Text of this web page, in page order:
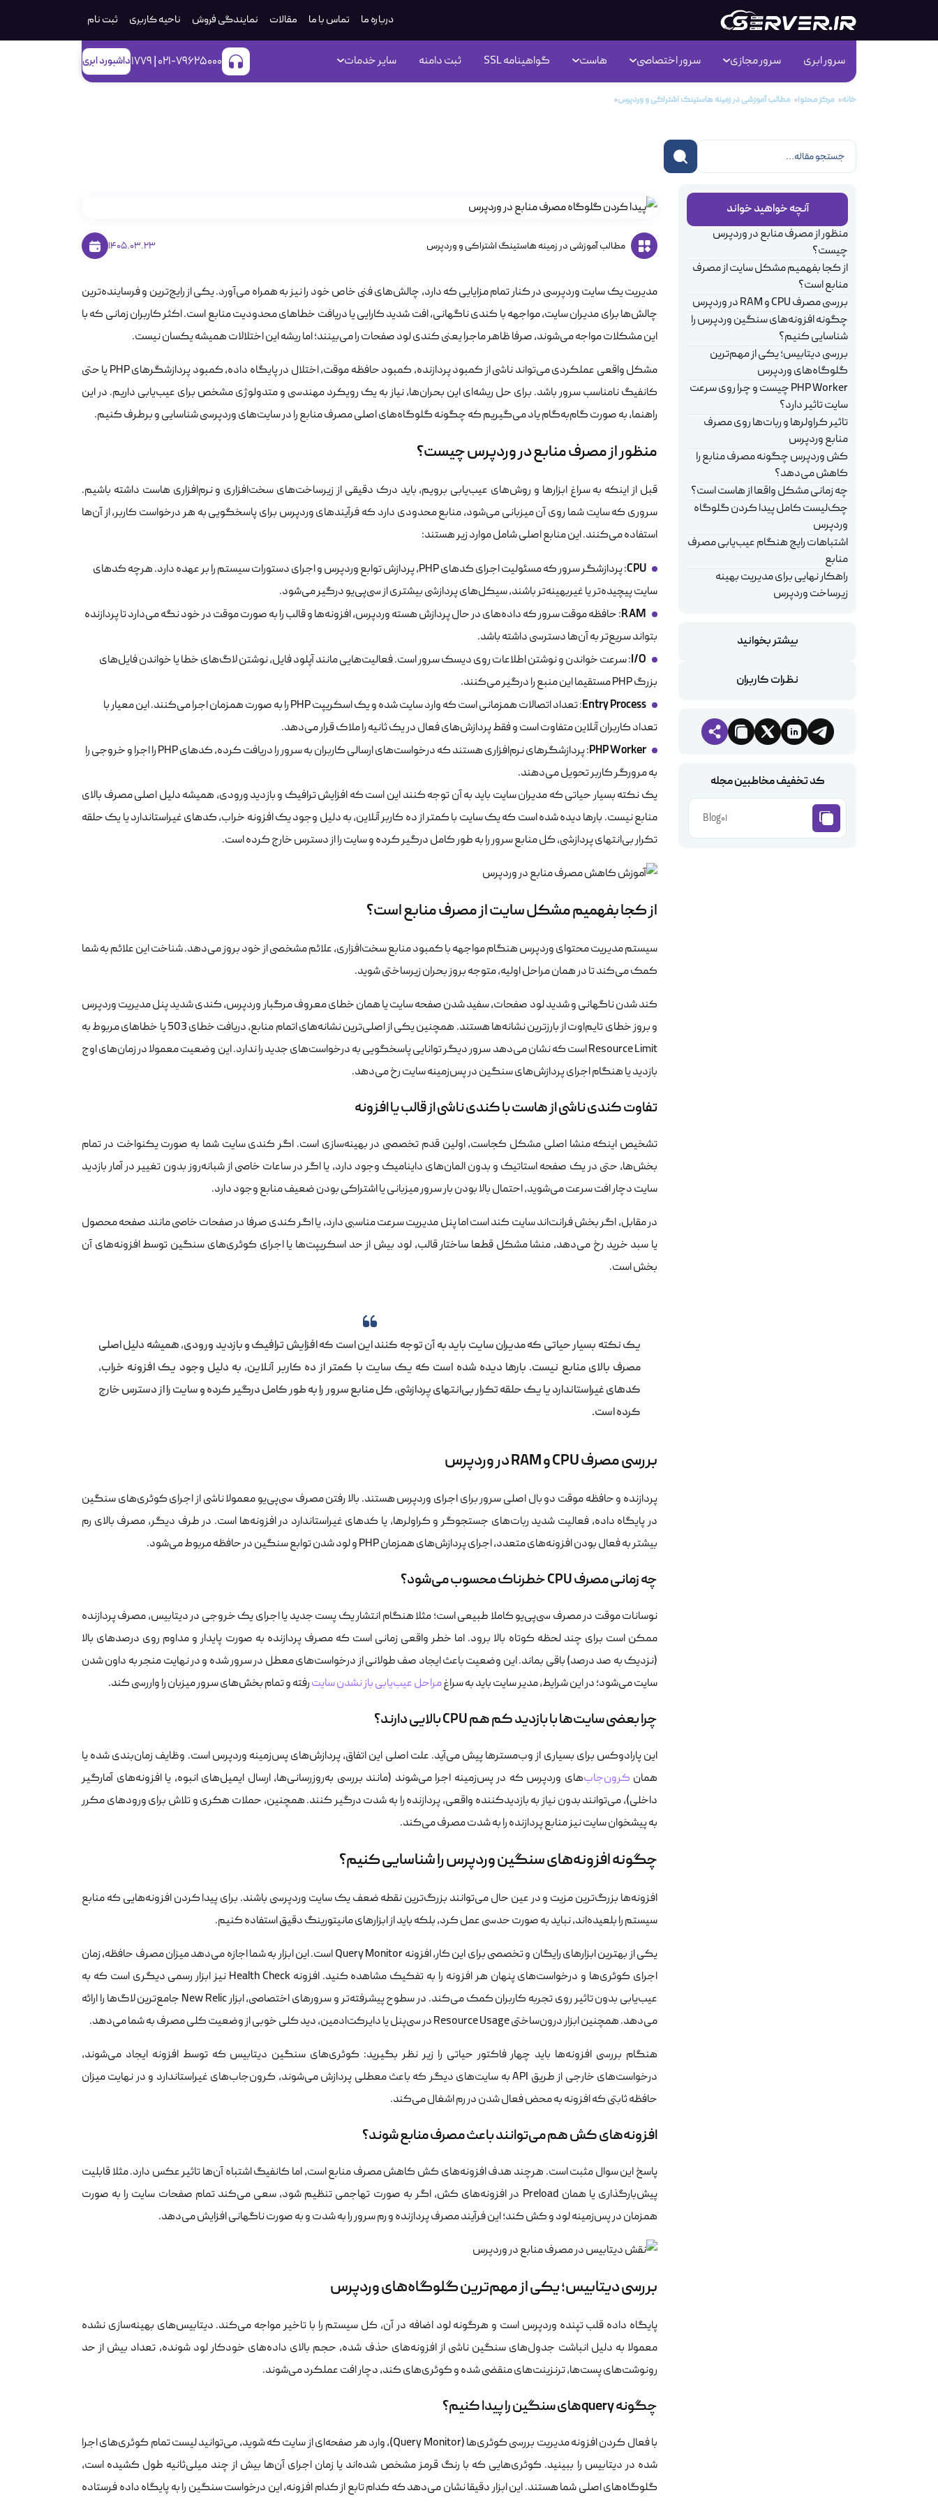
درباره ما تماس با ما مقالات نمایندگی فروش ناحیه کاربری ثبت‌ نام
سرور ابری سرور مجازی سرور اختصاصی هاست گواهینامه SSL ثبت دامنه سایر خدمات 021-79625000 | 1779 داشبورد ابری
خانه مرکز محتوا مطالب آموزشی در زمینه هاستینگ اشتراکی و وردپرس
آنچه خواهید خواند
منظور از مصرف منابع در وردپرس
چیست؟
از کجا بفهمیم مشکل سایت از مصرف
منابع است؟
بررسی مصرف CPU و RAM در وردپرس
چگونه افزونه‌های سنگین وردپرس را
شناسایی کنیم؟
بررسی دیتابیس؛ یکی از مهم‌ترین
گلوگاه‌های وردپرس
PHP Worker چیست و چرا روی سرعت
سایت تاثیر دارد؟
تاثیر کراولرها و ربات‌ها روی مصرف
منابع وردپرس
کش وردپرس چگونه مصرف منابع را
کاهش می‌دهد؟
چه زمانی مشکل واقعا از هاست است؟
چک‌لیست کامل پیدا کردن گلوگاه
وردپرس
اشتباهات رایج هنگام عیب‌یابی مصرف
منابع
راهکار نهایی برای مدیریت بهینه
زیرساخت وردپرس
بیشتر بخوانید
نظرات کاربران
کد تخفیف مخاطبین مجله
Blog01
مطالب آموزشی در زمینه هاستینگ اشتراکی و وردپرس 1405.03.23
مدیریت یک سایت وردپرسی در کنار تمام مزایایی که دارد، چالش‌های فنی خاص خود را نیز به همراه می‌آورد. یکی از رایج‌ترین و فرساینده‌ترین
چالش‌ها برای مدیران سایت، مواجهه با کندی ناگهانی، افت شدید کارایی یا دریافت خطاهای محدودیت منابع است. اکثر کاربران زمانی که با
این مشکلات مواجه می‌شوند، صرفا ظاهر ماجرا یعنی کندی لود صفحات را می‌بینند؛ اما ریشه این اختلالات همیشه یکسان نیست.
مشکل واقعی عملکردی می‌تواند ناشی از کمبود پردازنده، کمبود حافظه موقت، اختلال در پایگاه داده، کمبود پردازشگرهای PHP یا حتی
کانفیگ نامناسب سرور باشد. برای حل ریشه‌ای این بحران‌ها، نیاز به یک رویکرد مهندسی و متدولوژی مشخص برای عیب‌یابی داریم. در این
راهنما، به صورت گام‌به‌گام یاد می‌گیریم که چگونه گلوگاه‌های اصلی مصرف منابع را در سایت‌های وردپرسی شناسایی و برطرف کنیم.
منظور از مصرف منابع در وردپرس چیست؟
قبل از اینکه به سراغ ابزارها و روش‌های عیب‌یابی برویم، باید درک دقیقی از زیرساخت‌های سخت‌افزاری و نرم‌افزاری هاست داشته باشیم.
سروری که سایت شما روی آن میزبانی می‌شود، منابع محدودی دارد که فرآیندهای وردپرس برای پاسخگویی به هر درخواست کاربر، از آن‌ها
استفاده می‌کنند. این منابع اصلی شامل موارد زیر هستند:
CPU
: پردازشگر سرور که مسئولیت اجرای کدهای PHP، پردازش توابع وردپرس و اجرای دستورات سیستم را بر عهده دارد. هرچه کدهای
سایت پیچیده‌تر یا غیربهینه‌تر باشند، سیکل‌های پردازشی بیشتری از سی‌پی‌یو درگیر می‌شود.
RAM: حافظه موقت سرور که داده‌های در حال پردازش هسته وردپرس، افزونه‌ها و قالب را به صورت موقت در خود نگه می‌دارد تا پردازنده
بتواند سریع‌تر به آن‌ها دسترسی داشته باشد.
I/O: سرعت خواندن و نوشتن اطلاعات روی دیسک سرور است. فعالیت‌هایی مانند آپلود فایل، نوشتن لاگ‌های خطا یا خواندن فایل‌های
بزرگ PHP مستقیما این منبع را درگیر می‌کنند.
Entry Process
: تعداد اتصالات همزمانی است که وارد سایت شده و یک اسکریپت PHP را به صورت همزمان اجرا می‌کنند. این معیار با
تعداد کاربران آنلاین متفاوت است و فقط پردازش‌های فعال در یک ثانیه را ملاک قرار می‌دهد.
PHP Worker
: پردازشگرهای نرم‌افزاری هستند که درخواست‌های ارسالی کاربران به سرور را دریافت کرده، کدهای PHP را اجرا و خروجی را
به مرورگر کاربر تحویل می‌دهند.
یک نکته بسیار حیاتی که مدیران سایت باید به آن توجه کنند این است که افزایش ترافیک و بازدید ورودی، همیشه دلیل اصلی مصرف بالای
منابع نیست. بارها دیده شده است که یک سایت با کمتر از ده کاربر آنلاین، به دلیل وجود یک افزونه خراب, کدهای غیراستاندارد یا یک حلقه
تکرار بی‌انتهای پردازشی، کل منابع سرور را به طور کامل درگیر کرده و سایت را از دسترس خارج کرده است.
از کجا بفهمیم مشکل سایت از مصرف منابع است؟
سیستم مدیریت محتوای وردپرس هنگام مواجهه با کمبود منابع سخت‌افزاری، علائم مشخصی از خود بروز می‌دهد. شناخت این علائم به شما
کمک می‌کند تا در همان مراحل اولیه، متوجه بروز بحران زیرساختی شوید.
کند شدن ناگهانی و شدید لود صفحات، سفید شدن صفحه سایت یا همان خطای معروف مرگبار وردپرس، کندی شدید پنل مدیریت وردپرس
و بروز خطای تایم‌اوت از بارزترین نشانه‌ها هستند. همچنین یکی از اصلی‌ترین نشانه‌های اتمام منابع، دریافت خطای 503 یا خطاهای مربوط به
Resource Limit است که نشان می‌دهد سرور دیگر توانایی پاسخگویی به درخواست‌های جدید را ندارد. این وضعیت معمولا در زمان‌های اوج
بازدید یا هنگام اجرای پردازش‌های سنگین در پس‌زمینه سایت رخ می‌دهد.
تفاوت کندی ناشی از هاست با کندی ناشی از قالب یا افزونه
تشخیص اینکه منشا اصلی مشکل کجاست، اولین قدم تخصصی در بهینه‌سازی است. اگر کندی سایت شما به صورت یکنواخت در تمام
بخش‌ها، حتی در یک صفحه استاتیک و بدون المان‌های داینامیک وجود دارد، یا اگر در ساعات خاصی از شبانه‌روز بدون تغییر در آمار بازدید
سایت دچار افت سرعت می‌شوید، احتمال بالا بودن بار سرور میزبانی یا اشتراکی بودن ضعیف منابع وجود دارد.
در مقابل، اگر بخش فرانت‌اند سایت کند است اما پنل مدیریت سرعت مناسبی دارد، یا اگر کندی صرفا در صفحات خاصی مانند صفحه محصول
یا سبد خرید رخ می‌دهد، منشا مشکل قطعا ساختار قالب، لود بیش از حد اسکریپت‌ها یا اجرای کوئری‌های سنگین توسط افزونه‌های آن
بخش است.
یک نکته بسیار حیاتی که مدیران سایت باید به آن توجه کنند این است که افزایش ترافیک و بازدید ورودی، همیشه دلیل اصلی
مصرف بالای منابع نیست. بارها دیده شده است که یک سایت با کمتر از ده کاربر آنلاین، به دلیل وجود یک افزونه خراب,
کدهای غیراستاندارد یا یک حلقه تکرار بی‌انتهای پردازشی، کل منابع سرور را به طور کامل درگیر کرده و سایت را از دسترس خارج
کرده است.
بررسی مصرف CPU و RAM در وردپرس
پردازنده و حافظه موقت دو بال اصلی سرور برای اجرای وردپرس هستند. بالا رفتن مصرف سی‌پی‌یو معمولا ناشی از اجرای کوئری‌های سنگین
در پایگاه داده، فعالیت شدید ربات‌های جستجوگر و کراولرها، یا کدهای غیراستاندارد در افزونه‌ها است. در طرف دیگر، مصرف بالای رم
بیشتر به فعال بودن افزونه‌های متعدد، اجرای پردازش‌های همزمان PHP و لود شدن توابع سنگین در حافظه مربوط می‌شود.
چه زمانی مصرف CPU خطرناک محسوب می‌شود؟
نوسانات موقت در مصرف سی‌پی‌یو کاملا طبیعی است؛ مثلا هنگام انتشار یک پست جدید یا اجرای یک خروجی در دیتابیس، مصرف پردازنده
ممکن است برای چند لحظه کوتاه بالا برود. اما خطر واقعی زمانی است که مصرف پردازنده به صورت پایدار و مداوم روی درصدهای بالا
(نزدیک به صد درصد) باقی بماند. این وضعیت باعث ایجاد صف طولانی از درخواست‌های معطل در سرور شده و در نهایت منجر به داون شدن
سایت می‌شود؛ در این شرایط، مدیر سایت باید به سراغمراحل عیب‌یابی باز نشدن سایترفته و تمام بخش‌های سرور میزبان را واررسی کند.
چرا بعضی سایت‌ها با بازدید کم هم CPU بالایی دارند؟
این پارادوکس برای بسیاری از وب‌مسترها پیش می‌آید. علت اصلی این اتفاق، پردازش‌های پس‌زمینه وردپرس است. وظایف زمان‌بندی شده یا
همان کرون‌جاب‌های وردپرس که در پس‌زمینه اجرا می‌شوند (مانند بررسی به‌روزرسانی‌ها، ارسال ایمیل‌های انبوه، یا افزونه‌های آمارگیر
داخلی)، می‌توانند بدون نیاز به بازدیدکننده واقعی، پردازنده را به شدت درگیر کنند. همچنین، حملات هکری و تلاش برای ورودهای مکرر
به پیشخوان سایت نیز منابع پردازنده را به شدت مصرف می‌کند.
چگونه افزونه‌های سنگین وردپرس را شناسایی کنیم؟
افزونه‌ها بزرگ‌ترین مزیت و در عین حال می‌توانند بزرگ‌ترین نقطه ضعف یک سایت وردپرسی باشند. برای پیدا کردن افزونه‌هایی که منابع
سیستم را بلعیده‌اند، نباید به صورت حدسی عمل کرد، بلکه باید از ابزارهای مانیتورینگ دقیق استفاده کنیم.
یکی از بهترین ابزارهای رایگان و تخصصی برای این کار، افزونه Query Monitor است. این ابزار به شما اجازه می‌دهد میزان مصرف حافظه، زمان
اجرای کوئری‌ها و درخواست‌های پنهان هر افزونه را به تفکیک مشاهده کنید. افزونه Health Check نیز ابزار رسمی دیگری است که به
عیب‌یابی بدون تاثیر روی تجربه کاربران کمک می‌کند. در سطوح پیشرفته‌تر و سرورهای اختصاصی، ابزار New Relic جامع‌ترین لاگ‌ها را ارائه
می‌دهد. همچنین ابزار درون‌ساختی Resource Usage در سی‌پنل یا دایرکت‌ادمین، دید کلی خوبی از وضعیت کلی مصرف به شما می‌دهد.
هنگام بررسی افزونه‌ها باید چهار فاکتور حیاتی را زیر نظر بگیرید: کوئری‌های سنگین دیتابیس که توسط افزونه ایجاد می‌شوند،
درخواست‌های خارجی از طریق API به سایت‌های دیگر که باعث معطلی پردازش می‌شوند، کرون‌جاب‌های غیراستاندارد و در نهایت میزان
حافظه ثابتی که افزونه به محض فعال شدن در رم اشغال می‌کند.
افزونه‌های کش هم می‌توانند باعث مصرف منابع شوند؟
پاسخ این سوال مثبت است. هرچند هدف افزونه‌های کش کاهش مصرف منابع است، اما کانفیگ اشتباه آن‌ها تاثیر عکس دارد. مثلا قابلیت
پیش‌بارگذاری یا همان Preload در افزونه‌های کش، اگر به صورت تهاجمی تنظیم شود، سعی می‌کند تمام صفحات سایت را به صورت
همزمان در پس‌زمینه لود و کش کند؛ این فرآیند مصرف پردازنده و رم سرور را به شدت و به صورت ناگهانی افزایش می‌دهد.
بررسی دیتابیس؛ یکی از مهم‌ترین گلوگاه‌های وردپرس
پایگاه داده قلب تپنده وردپرس است و هرگونه لود اضافه در آن، کل سیستم را با تاخیر مواجه می‌کند. دیتابیس‌های بهینه‌سازی نشده
معمولا به دلیل انباشت جدول‌های سنگین ناشی از افزونه‌های حذف شده، حجم بالای داده‌های خودکار لود شونده، تعداد بیش از حد
رونوشت‌های پست‌ها، ترنزینت‌های منقضی شده و کوئری‌های کند، دچار افت عملکرد می‌شوند.
چگونه queryهای سنگین را پیدا کنیم؟
با فعال کردن افزونه مدیریت بررسی کوئری‌ها (Query Monitor)، وارد هر صفحه‌ای از سایت که شوید، می‌توانید لیست تمام کوئری‌های اجرا
شده در دیتابیس را ببینید. کوئری‌هایی که با رنگ قرمز مشخص شده‌اند یا زمان اجرای آن‌ها بیش از چند میلی‌ثانیه‌ طول کشیده است،
گلوگاه‌های اصلی شما هستند. این ابزار دقیقا نشان می‌دهد که کدام تابع از کدام افزونه، این درخواست سنگین را به پایگاه داده فرستاده